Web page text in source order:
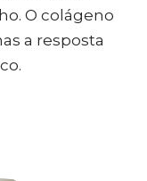
O colágeno
a resposta